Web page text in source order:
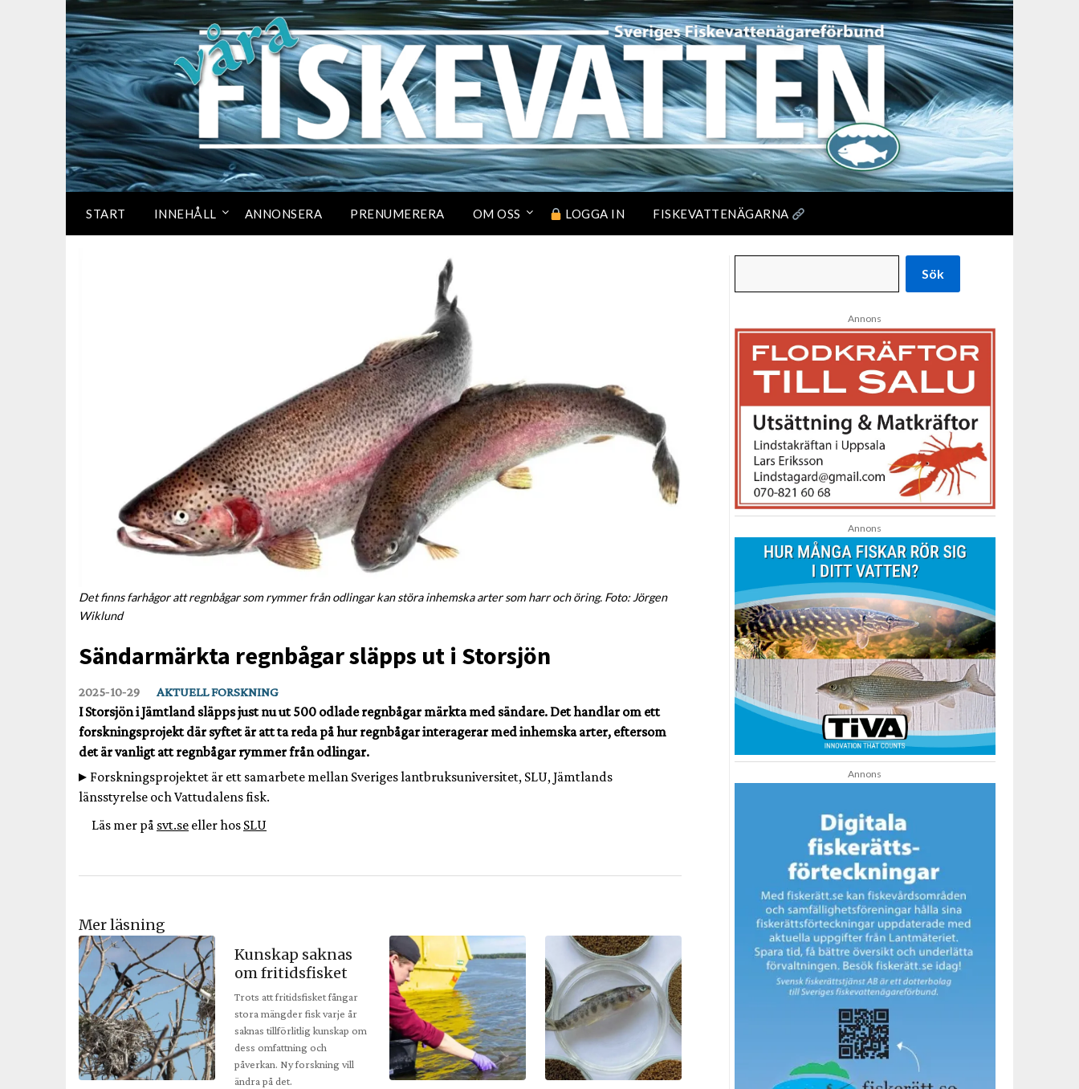
START INNEHÅLL ANNONSERA PRENUMERERA OM OSS LOGGA IN FISKEVATTENÄGARNA
Det finns farhågor att regnbågar som rymmer från odlingar kan störa inhemska arter som harr och öring. Foto: Jörgen
Wiklund
Sändarmärkta regnbågar släpps ut i Storsjön
2025‑10‑29 AKTUELL FORSKNING
I Storsjön i Jämtland släpps just nu ut 500 odlade regnbågar märkta med sändare. Det handlar om ett
forskningsprojekt där syftet är att ta reda på hur regnbågar interagerar med inhemska arter, eftersom
det är vanligt att regnbågar rymmer från odlingar.
Forskningsprojektet är ett samarbete mellan Sveriges lantbruksuniversitet, SLU, Jämtlands
länsstyrelse och Vattudalens fisk.
Läs mer på svt.se eller hos SLU
Mer läsning
Kunskap saknas
om fritidsfisket
Trots att fritidsfisket fångar
stora mängder fisk varje år
saknas tillförlitlig kunskap om
dess omfattning och
påverkan. Ny forskning vill
ändra på det.
Sök
Annons
Annons
Annons